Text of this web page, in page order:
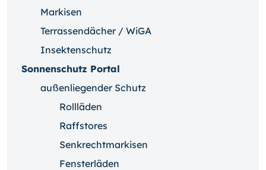
Markisen
Terrassendächer / WiGA
Insektenschutz
Sonnenschutz Portal
außenliegender Schutz
Rollläden
Raffstores
Senkrechtmarkisen
Fensterläden